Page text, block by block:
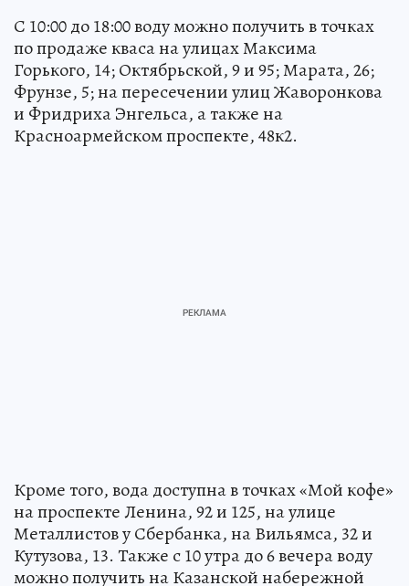
С 10:00 до 18:00 воду можно получить в точках
по продаже кваса на улицах Максима
Горького, 14; Октябрьской, 9 и 95; Марата, 26;
Фрунзе, 5; на пересечении улиц Жаворонкова
и Фридриха Энгельса, а также на
Красноармейском проспекте, 48к2.
Кроме того, вода доступна в точках «Мой кофе»
на проспекте Ленина, 92 и 125, на улице
Металлистов у Сбербанка, на Вильямса, 32 и
Кутузова, 13. Также с 10 утра до 6 вечера воду
можно получить на Казанской набережной